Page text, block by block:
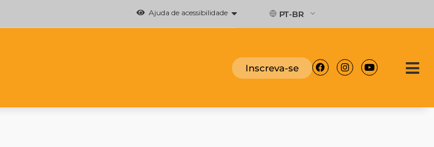
Ajuda de acessibilidade PT-BR
Inscreva-se Facebook
InstagramYoutube